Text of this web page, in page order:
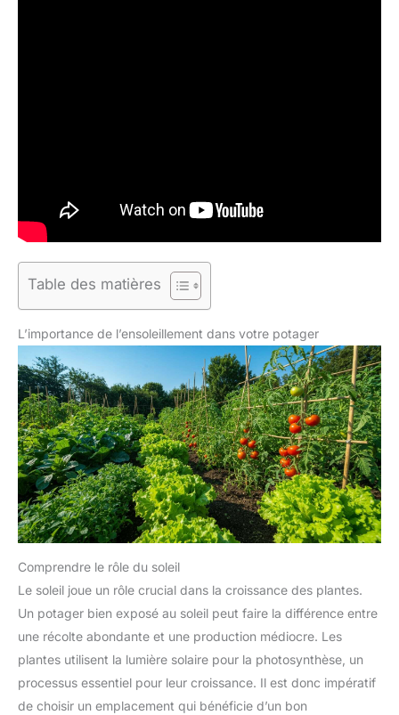
Table des matières
L’importance de l’ensoleillement dans votre potager
Comprendre le rôle du soleil
Le soleil joue un rôle crucial dans la croissance des plantes.
Un potager bien exposé au soleil peut faire la différence entre
une récolte abondante et une production médiocre. Les
plantes utilisent la lumière solaire pour la photosynthèse, un
processus essentiel pour leur croissance. Il est donc impératif
de choisir un emplacement qui bénéficie d’un bon